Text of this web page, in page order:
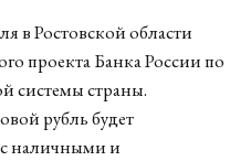
в Ростовской области
проекта Банка России по
системы страны.
рубль будет
наличными и